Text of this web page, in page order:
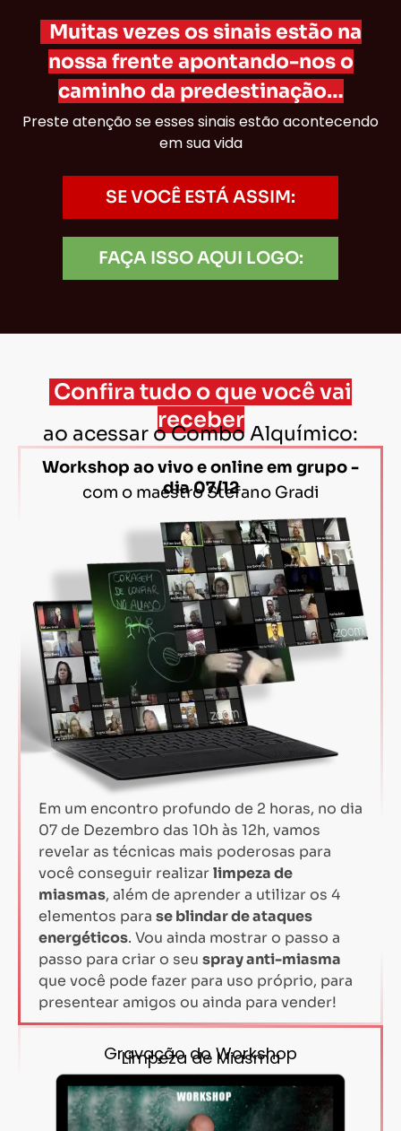
Muitas vezes os sinais estão na
nossa frente apontando-nos o
caminho da predestinação…
Preste atenção se esses sinais estão acontecendo
em sua vida
SE VOCÊ ESTÁ ASSIM:
FAÇA ISSO AQUI LOGO:
Confira tudo o que você vai
receber
ao acessar o Combo Alquímico:
Workshop ao vivo e online em grupo -
dia 07/12
com o maestro Stefano Gradi
Em um encontro profundo de 2 horas, no dia
07 de Dezembro das 10h às 12h, vamos
revelar as técnicas mais poderosas para
você conseguir realizarlimpeza de
miasmas, além de aprender a utilizar os 4
elementos para se blindar de ataques
energéticos. Vou ainda mostrar o passo a
passo para criar o seu spray anti-miasma
que você pode fazer para uso próprio, para
presentear amigos ou ainda para vender!
Gravação do Workshop
Limpeza de Miasma